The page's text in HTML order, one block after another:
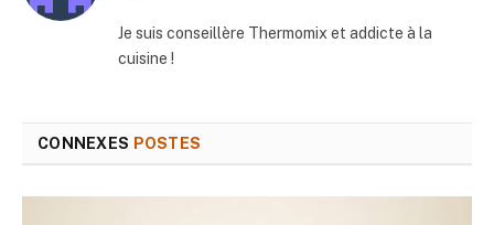
Je suis conseillère Thermomix et addicte à la
cuisine !
CONNEXES POSTES